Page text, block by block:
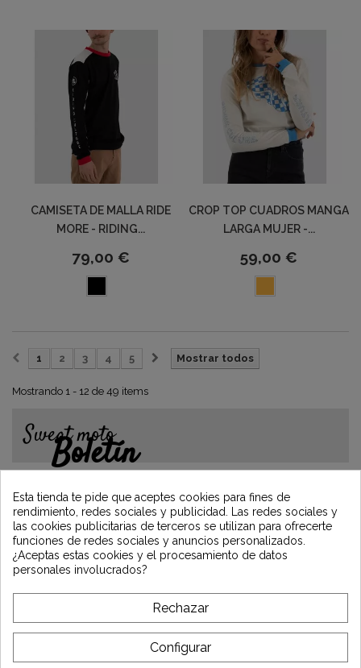
CAMISETA DE MALLA RIDE
MORE - RIDING...
79,00 €
CROP TOP CUADROS MANGA
LARGA MUJER -...
59,00 €
Mostrar todos
1 2 3 4 5
Mostrando 1 - 12 de 49 items
Sweat moto
Boletín
suscribiéndose y manténgase informado de
las últimas noticias de Vintage Motors
*Dès 99€ d'achat. En vous abonnant à notre newsletter, vous reconnaissez avoir pris
l'acceptez.
A PROPÓSITO DE VINTAGE
Esta tienda te pide que aceptes cookies para fines de
rendimiento, redes sociales y publicidad. Las redes sociales y
las cookies publicitarias de terceros se utilizan para ofrecerte
funciones de redes sociales y anuncios personalizados.
¿Aceptas estas cookies y el procesamiento de datos
personales involucrados?
Rechazar
Configurar